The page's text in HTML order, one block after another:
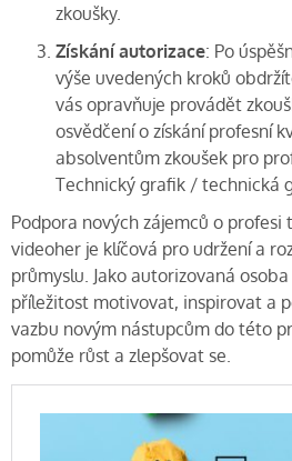
zkoušky.
Získání autorizace: Po
výše uvedených kroků
vás opravňuje provádět
osvědčení o získání profesní
absolventům zkoušek pro
Technický grafik / technická
Podpora nových zájemců o
videoher je klíčová pro udržení a
průmyslu. Jako autorizovaná
příležitost motivovat, inspirovat a
vazbu novým nástupcům do této
pomůže růst a zlepšovat se.